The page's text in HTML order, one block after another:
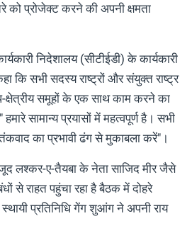
प्रोजेक्ट करने की अपनी क्षमता
निदेशालय (सीटीईडी) के कार्यकारी
कि सभी सदस्य राष्ट्रों और संयुक्त राष्ट्र
क्षेत्रीय समूहों के एक साथ काम करने का
सामान्य प्रयासों में महत्वपूर्ण है। सभी
का प्रभावी ढंग से मुकाबला करें"।
लश्कर-ए-तैयबा के नेता साजिद मीर जैसे
से राहत पहुंचा रहा है बैठक में दोहरे
प्रतिनिधि गेंग शुआंग ने अपनी राय